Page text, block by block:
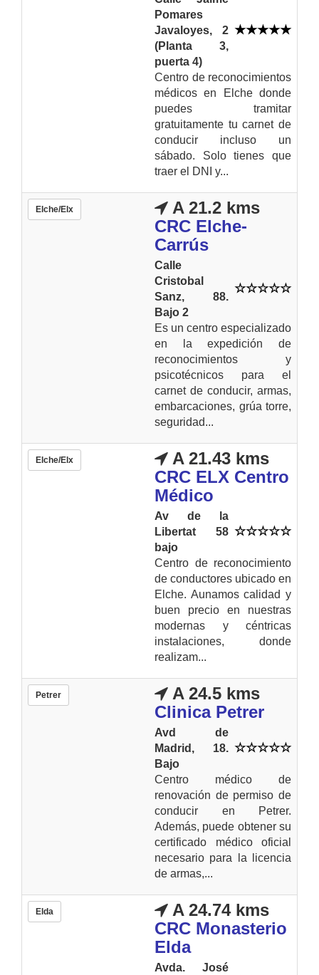
Pomares
Javaloyes, 2
(Planta 3,
puerta 4)
Centro de reconocimientos
médicos en Elche donde
puedes tramitar
gratuitamente tu carnet de
conducir incluso un
sábado. Solo tienes que
traer el DNI y...
Elche/Elx
A 21.2 kms
CRC Elche-
Carrús
Calle
Cristobal
Sanz, 88.
Bajo 2
Es un centro especializado
en la expedición de
reconocimientos y
psicotécnicos para el
carnet de conducir, armas,
embarcaciones, grúa torre,
seguridad...
Elche/Elx
A 21.43 kms
CRC ELX Centro
Médico
Av de la
Libertat 58
bajo
Centro de reconocimiento
de conductores ubicado en
Elche. Aunamos calidad y
buen precio en nuestras
modernas y céntricas
instalaciones, donde
realizam...
Petrer
A 24.5 kms
Clinica Petrer
Avd de
Madrid, 18.
Bajo
Centro médico de
renovación de permiso de
conducir en Petrer.
Además, puede obtener su
certificado médico oficial
necesario para la licencia
de armas,...
Elda
A 24.74 kms
CRC Monasterio
Elda
Avda. José